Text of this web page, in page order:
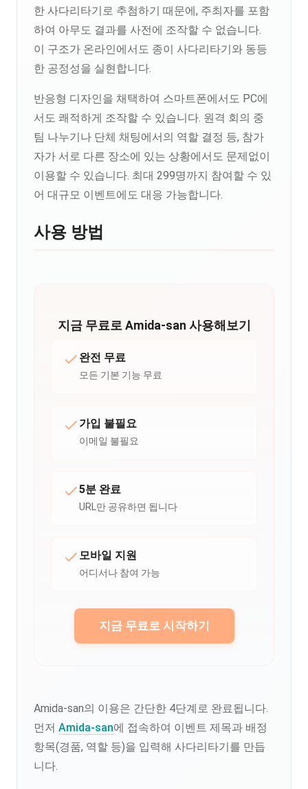
한 사다리타기로 추첨하기 때문에, 주최자를 포함
하여 아무도 결과를 사전에 조작할 수 없습니다.
이 구조가 온라인에서도 종이 사다리타기와 동등
한 공정성을 실현합니다.
반응형 디자인을 채택하여 스마트폰에서도 PC에
서도 쾌적하게 조작할 수 있습니다. 원격 회의 중
팀 나누기나 단체 채팅에서의 역할 결정 등, 참가
자가 서로 다른 장소에 있는 상황에서도 문제없이
이용할 수 있습니다. 최대 299명까지 참여할 수 있
어 대규모 이벤트에도 대응 가능합니다.
사용 방법
지금 무료로 Amida-san 사용해보기
완전 무료
모든 기본 기능 무료
가입 불필요
이메일 불필요
5분 완료
URL만 공유하면 됩니다
모바일 지원
어디서나 참여 가능
지금 무료로 시작하기
Amida-san의 이용은 간단한 4단계로 완료됩니다.
먼저 Amida-san에 접속하여 이벤트 제목과 배정
항목(경품, 역할 등)을 입력해 사다리타기를 만듭
니다.